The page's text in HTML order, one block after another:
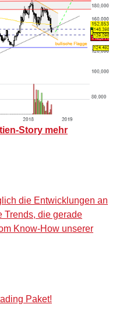
Story mehr
die Entwicklungen an
Trends, die gerade
Know-How unserer
Paket!